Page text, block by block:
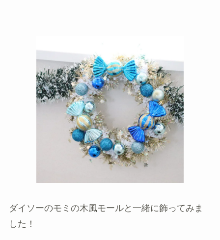
ダイソーのモミの木風モールと一緒に飾ってみま
した！